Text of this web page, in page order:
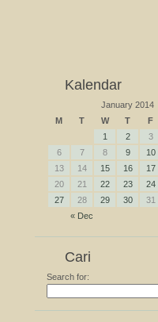
Kalendar
January 2014
M
T W T F
« Dec
1 2 3
6
7 8 9 10
13
14 15 16 17
20
21 22 23 24
27
28 29 30 31
Cari
Search for: